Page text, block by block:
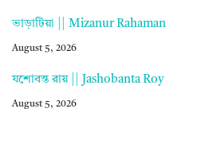
ভাড়াটিয়া || Mizanur Rahaman
August 5, 2026
যশোবন্ত রায় || Jashobanta Roy
August 5, 2026